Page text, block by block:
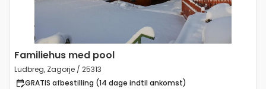
Familiehus med pool
Ludbreg, Zagorje / 25313
GRATIS afbestilling (14 dage indtil ankomst)